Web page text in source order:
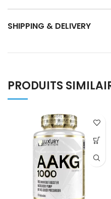
SHIPPING & DELIVERY
PRODUITS